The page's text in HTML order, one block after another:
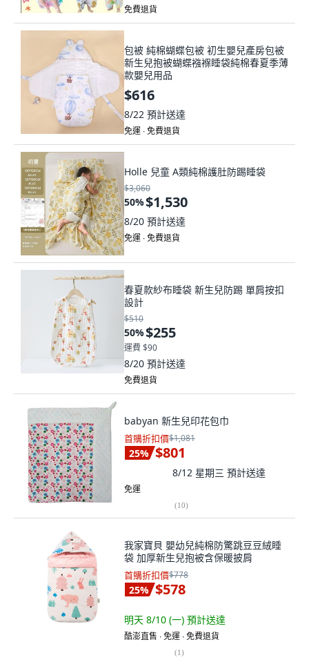
免費退貨
包被 純棉蝴蝶包被 初生嬰兒產房包被
新生兒抱被蝴蝶襁褓睡袋純棉春夏季薄
款嬰兒用品
$616
8/22 預計送達
免運 ∙ 免費退貨
Holle 兒童 A類純棉護肚防踢睡袋
$3,060
50%$1,530
8/20 預計送達
免運 ∙ 免費退貨
春夏款紗布睡袋 新生兒防踢 單肩按扣
設計
$510
50%$255
運費 $90
8/20 預計送達
免費退貨
babyan 新生兒印花包巾
首購折扣價$1,081
25% $801
8/12 星期三 預計送達
免運
(10)
我家寶貝 嬰幼兒純棉防驚跳豆豆絨睡
袋 加厚新生兒抱被含保暖披肩
首購折扣價$778
25% $578
明天 8/10 (一) 預計送達
酷澎直售 ∙ 免運 ∙ 免費退貨
(1)